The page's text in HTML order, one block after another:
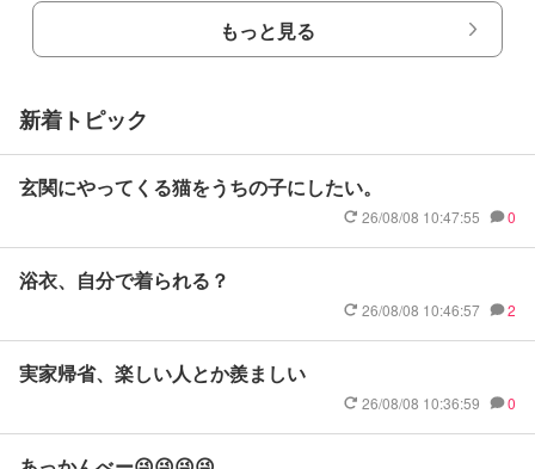
もっと見る
新着トピック
玄関にやってくる猫をうちの子にしたい。
26/08/08 10:47:55 0
浴衣、自分で着られる？
26/08/08 10:46:57 2
実家帰省、楽しい人とか羨ましい
26/08/08 10:36:59 0